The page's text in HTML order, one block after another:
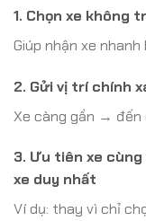
1. Chọn xe không
Giúp nhận xe
2. Gửi vị trí chính
Xe càng gần → đến
3. Ưu tiên xe
xe duy nhất
Ví dụ: thay vì chỉ